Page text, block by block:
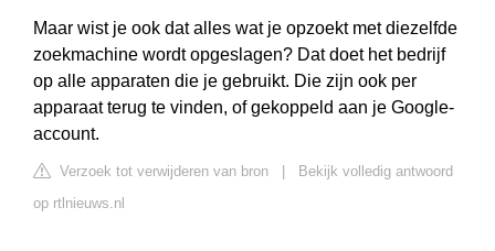
Maar wist je ook dat alles wat je opzoekt met diezelfde
zoekmachine wordt opgeslagen? Dat doet het bedrijf
op alle apparaten die je gebruikt. Die zijn ook per
apparaat terug te vinden, of gekoppeld aan je Google-
account.
Verzoek tot verwijderen van bron
Bekijk volledig antwoord
op rtlnieuws.nl